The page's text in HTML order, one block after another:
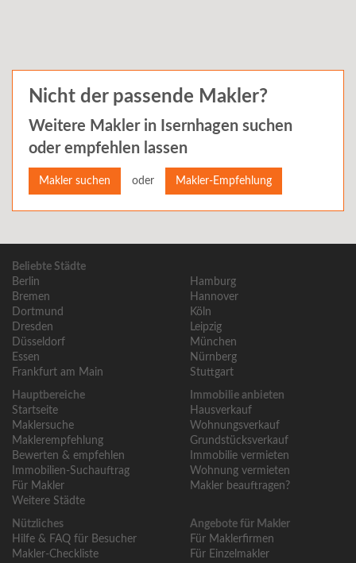
Nicht der passende Makler?
Weitere Makler in Isernhagen suchen
oder empfehlen lassen
Makler suchen oder Makler-Empfehlung
Beliebte Städte
Berlin
Bremen
Dortmund
Dresden
Düsseldorf
Essen
Frankfurt am Main
Hamburg
Hannover
Köln
Leipzig
München
Nürnberg
Stuttgart
Hauptbereiche
Startseite
Maklersuche
Maklerempfehlung
Bewerten & empfehlen
Immobilien-Suchauftrag
Für Makler
Weitere Städte
Immobilie anbieten
Hausverkauf
Wohnungsverkauf
Grundstücksverkauf
Immobilie vermieten
Wohnung vermieten
Makler beauftragen?
Nützliches
Hilfe & FAQ für Besucher
Makler-Checkliste
Angebote für Makler
Für Maklerfirmen
Für Einzelmakler